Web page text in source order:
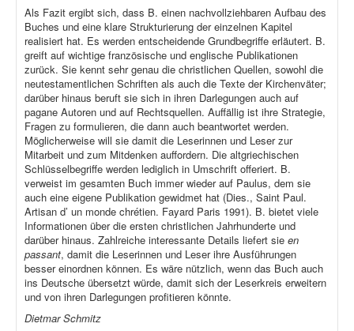
Als Fazit ergibt sich, dass B. einen nachvollziehbaren Aufbau des
Buches und eine klare Strukturierung der einzelnen Kapitel
realisiert hat. Es werden entscheidende Grundbegriffe erläutert. B.
greift auf wichtige französische und englische Publikationen
zurück. Sie kennt sehr genau die christlichen Quellen, sowohl die
neutestamentlichen Schriften als auch die Texte der Kirchenväter;
darüber hinaus beruft sie sich in ihren Darlegungen auch auf
pagane Autoren und auf Rechtsquellen. Auffällig ist ihre Strategie,
Fragen zu formulieren, die dann auch beantwortet werden.
Möglicherweise will sie damit die Leserinnen und Leser zur
Mitarbeit und zum Mitdenken auffordern. Die altgriechischen
Schlüsselbegriffe werden lediglich in Umschrift offeriert. B.
verweist im gesamten Buch immer wieder auf Paulus, dem sie
auch eine eigene Publikation gewidmet hat (Dies., Saint Paul.
Artisan d’ un monde chrétien. Fayard Paris 1991). B. bietet viele
Informationen über die ersten christlichen Jahrhunderte und
darüber hinaus. Zahlreiche interessante Details liefert sie en
passant, damit die Leserinnen und Leser ihre Ausführungen
besser einordnen können. Es wäre nützlich, wenn das Buch auch
ins Deutsche übersetzt würde, damit sich der Leserkreis erweitern
und von ihren Darlegungen profitieren könnte.
Dietmar Schmitz